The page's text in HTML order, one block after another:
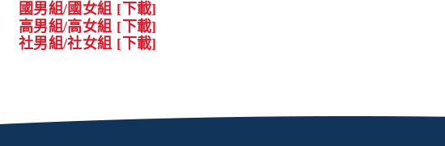
國男組/國女組 [下載]
高男組/高女組 [下載]
社男組/社女組 [下載]